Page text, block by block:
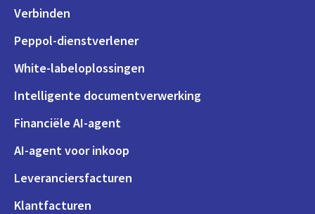
Verbinden
Peppol-dienstverlener
White-labeloplossingen
Intelligente documentverwerking
Financiële AI-agent
AI-agent voor inkoop
Leveranciersfacturen
Klantfacturen